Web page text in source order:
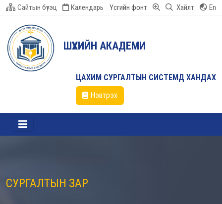
Сайтын бүтэц Календарь Үсгийн фонт Хайлт En
ШҮҮХИЙН АКАДЕМИ
ЦАХИМ СУРГАЛТЫН СИСТЕМД ХАНДАХ
Нэвтрэх
СУРГАЛТЫН ЗАР